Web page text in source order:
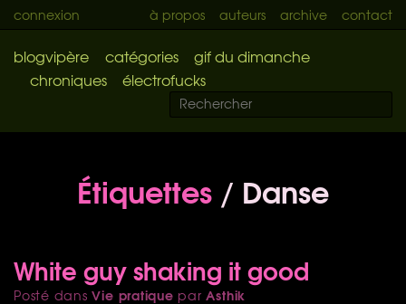
connexion à propos auteurs archive contact
blogvipère catégories
gif du dimanche
chroniques
électrofucks
Étiquettes / Danse
White guy shaking it good
Posté dansVie pratique parAsthik